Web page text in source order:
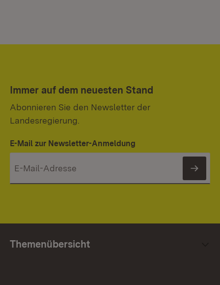
Immer auf dem neuesten Stand
Abonnieren Sie den Newsletter der
Landesregierung.
E-Mail zur Newsletter-Anmeldung
Themenübersicht